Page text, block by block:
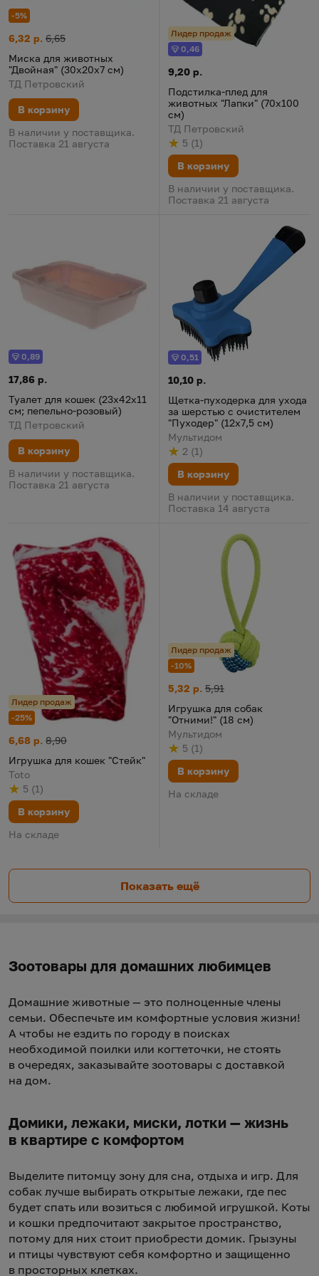
-5%
Миска для животных "Двойная" (30х20х7 см)
Цена:
6,32 р.
Старая цена:
6,65
Миска для животных
"Двойная" (30х20х7 см)
ТД Петровский
В корзину
В наличии у поставщика.
Поставка 21 августа
Лидер продаж
Бонус
0,46
Подстилка-плед для
Цена:
9,20 р.
Подстилка-плед для
животных "Лапки" (70х100
см)
ТД Петровский
Рейтинг
5
из 5 (
по результату
1
голосов)
В корзину
В наличии у поставщика.
Поставка 21 августа
Бонус
0,89
Туалет для кошек (23х42х11 см; пепельно-розовый)
Цена:
17,86 р.
Туалет для кошек (23х42х11
см; пепельно-розовый)
ТД Петровский
В корзину
В наличии у поставщика.
Поставка 21 августа
Бонус
0,51
Щетка-пуходерка для ухода
Цена:
10,10 р.
Щетка-пуходерка для ухода
за шерстью с очистителем
"Пуходер" (12х7,5 см)
Мультидом
Рейтинг
2
из 5 (
по результату
1
голосов)
В корзину
В наличии у поставщика.
Поставка 14 августа
Лидер продаж
-25%
Игрушка для кошек "Стейк"
Цена:
6,68 р.
Старая цена:
8,90
Игрушка для кошек "Стейк"
Toto
Рейтинг
5
из 5 (
по результату
1
голосов)
В корзину
На складе
Лидер продаж
-10%
Игрушка для собак "Отними!"
Цена:
5,32 р.
Старая цена:
5,91
Игрушка для собак
"Отними!" (18 см)
Мультидом
Рейтинг
5
из 5 (
по результату
1
голосов)
В корзину
На складе
Показать ещё
Зоотовары для домашних любимцев
Домашние животные — это полноценные члены
семьи. Обеспечьте им комфортные условия жизни!
А чтобы не ездить по городу в поисках
необходимой поилки или когтеточки, не стоять
в очередях, заказывайте зоотовары с доставкой
на дом.
Домики, лежаки, миски, лотки — жизнь
в квартире с комфортом
Выделите питомцу зону для сна, отдыха и игр. Для
собак лучше выбирать открытые лежаки, где пес
будет спать или возиться с любимой игрушкой. Коты
и кошки предпочитают закрытое пространство,
потому для них стоит приобрести домик. Грызуны
и птицы чувствуют себя комфортно и защищенно
в просторных клетках.